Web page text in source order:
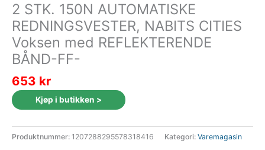
2 STK. 150N AUTOMATISKE
REDNINGSVESTER, NABITS CITIES
Voksen med REFLEKTERENDE
BÅND-FF-
653 kr
Kjøp i butikken >
Produktnummer: 1207288295578318416 Kategori: Varemagasin